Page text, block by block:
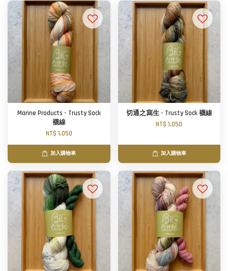
Marine Products - Trusty Sock
襪線
NT$ 1,050
加入購物車
切通之寫生 - Trusty Sock 襪線
NT$ 1,050
加入購物車